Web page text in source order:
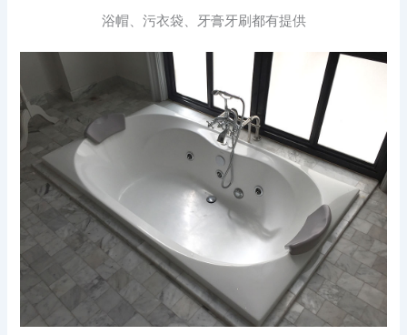
浴帽、污衣袋、牙膏牙刷都有提供